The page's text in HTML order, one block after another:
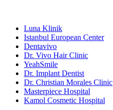
Luna Klinik
Istanbul European Center
Dentavivo
Dr. Vivo Hair Clinic
YeahSmile
Dr. Implant Dentist
Dr. Christian Morales Clinic
Masterpiece Hospital
Kamol Cosmetic Hospital